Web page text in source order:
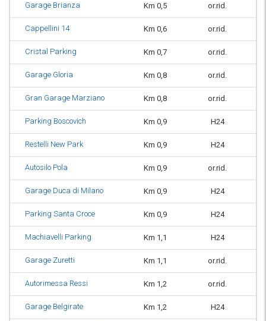
Garage Brianza Km 0,5 or.rid.
Cappellini 14 Km 0,6 or.rid.
Cristal Parking Km 0,7 or.rid.
Garage Gloria Km 0,8 or.rid.
Gran Garage Marziano Km 0,8 or.rid.
Parking Boscovich Km 0,9 H24
Restelli New Park Km 0,9 H24
Autosilo Pola Km 0,9 or.rid.
Garage Duca di Milano Km 0,9 H24
Parking Santa Croce Km 0,9 H24
Machiavelli Parking Km 1,1 H24
Garage Zuretti Km 1,1 or.rid.
Autorimessa Ressi Km 1,2 or.rid.
Garage Belgirate Km 1,2 H24